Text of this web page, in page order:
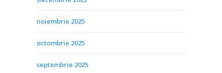
noiembrie 2025
octombrie 2025
septembrie 2025